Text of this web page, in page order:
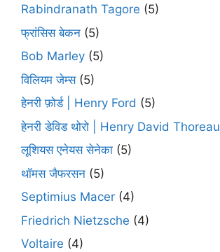
Rabindranath Tagore (5)
फ्रांसिस बेकन (5)
Bob Marley (5)
विलियम जेम्स(5)
हेनरी फ़ोर्ड | Henry Ford (5)
हेनरी डेविड थोरो | Henry David Thoreau
लूशियस एनेयस सेनेका (5)
थॉमस जैफरसन (5)
Septimius Macer (4)
Friedrich Nietzsche (4)
Voltaire (4)